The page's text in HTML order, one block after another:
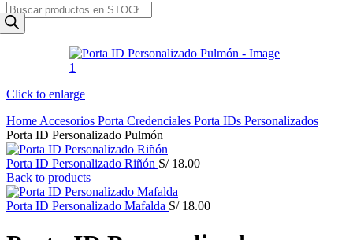
Products
search
Click to enlarge
Home Accesorios Porta Credenciales Porta IDs Personalizados
Porta ID Personalizado Pulmón
Porta ID Personalizado Riñón S/18.00
Back to products
Porta ID Personalizado Mafalda S/18.00